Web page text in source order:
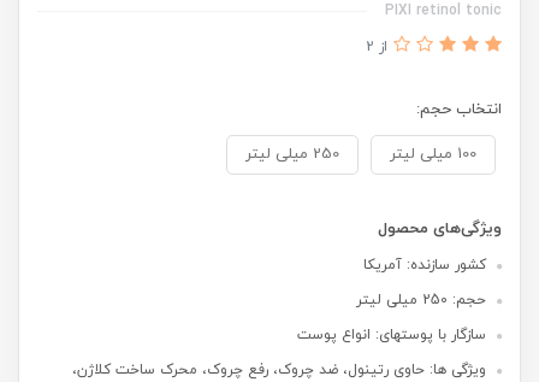
PIXI retinol tonic
از 2
انتخاب حجم:
100 میلی لیتر 250 میلی لیتر
ویژگی‌های محصول
کشور سازنده: آمریکا
حجم: 250 میلی لیتر
سازگار با پوستهای: انواع پوست
ویژگی ها: حاوی رتینول، ضد چروک، رفع چروک، محرک ساخت کلاژن،